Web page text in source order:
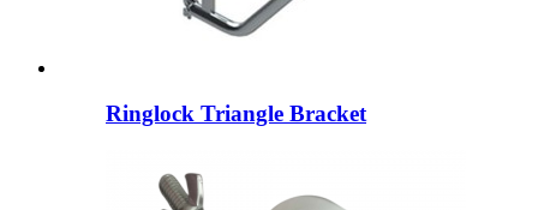
Ringlock Triangle Bracket